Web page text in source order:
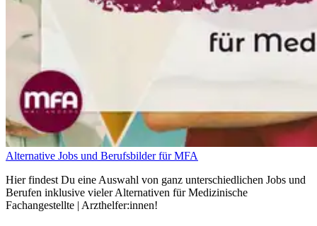
Alternative Jobs und Berufsbilder für MFA
Hier findest Du eine Auswahl von ganz unterschiedlichen Jobs und
Berufen inklusive vieler Alternativen für Medizinische
Fachangestellte | Arzthelfer:innen!